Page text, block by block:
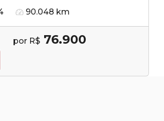
90.048 km
por R$ 76.900